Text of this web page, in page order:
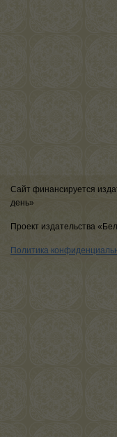
Сайт финансируется
день»
Проект издательства
Политика